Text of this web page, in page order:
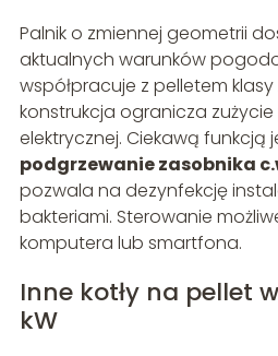
Palnik o zmiennej geometrii
aktualnych warunków
współpracuje z pelletem klasy
konstrukcja ogranicza
elektrycznej. Ciekawą funkcją
podgrzewanie zasobnika
pozwala na dezynfekcję
bakteriami. Sterowanie
komputera lub smartfona.
Inne kotły na pellet
kW